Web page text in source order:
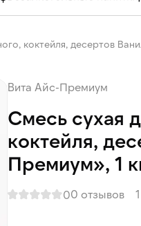
коктейля, десертов
Вита Айс-Премиум
Смесь сухая
коктейля,
Премиум», 1
00 отзывов